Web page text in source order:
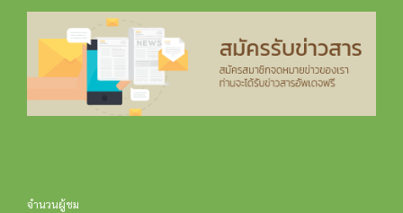
จำนวนผู้ชม